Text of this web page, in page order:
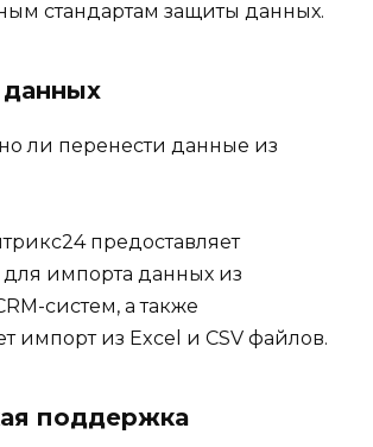
стандартам защиты данных.
ли перенести данные из
предоставляет
импорта данных из
систем, а также
импорт из Excel и CSV файлов.
поддержка